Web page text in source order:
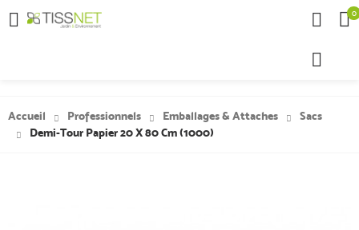
 0
Accueil Professionnels Emballages & Attaches
Sacs
Demi-Tour Papier 20 X 80 Cm (1000)